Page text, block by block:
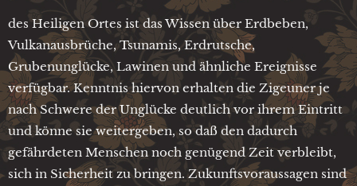
des Heiligen Ortes ist das Wissen über Erdbeben,
Vulkanausbrüche, Tsunamis, Erdrutsche,
Grubenunglücke, Lawinen und ähnliche Ereignisse
verfügbar. Kenntnis hiervon erhalten die Zigeuner je
nach Schwere der Unglücke deutlich vor ihrem Eintritt
und könne sie weitergeben, so daß den dadurch
gefährdeten Menschen noch genügend Zeit verbleibt,
sich in Sicherheit zu bringen. Zukunftsvoraussagen sind